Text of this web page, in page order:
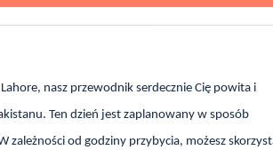
nasz przewodnik serdecznie Cię powita i
Ten dzień jest zaplanowany w sposób
od godziny przybycia, możesz